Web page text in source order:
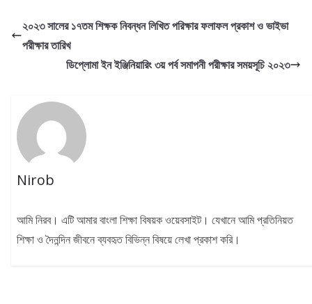
২০২৩ সালের ১৭তম শিক্ষক নিবন্ধন লিখিত পরিক্ষার ফলাফল প্রকাশ ও ভাইভা
পরীক্ষার তারিখ
ডিপ্লোমা ইন ইঞ্জিনিয়ারিং ৩য় পর্ব সমাপনী পরীক্ষার সময়সূচি ২০২৩
Nirob
আমি নিরব। এটি আমার বাংলা শিক্ষা বিষয়ক ওয়েবসাইট। যেখানে আমি প্রতিনিয়ত
শিক্ষা ও দৈনন্দিন জীবনে ব্যবহৃত বিভিন্ন বিষয়ে লেখা প্রকাশ করি।